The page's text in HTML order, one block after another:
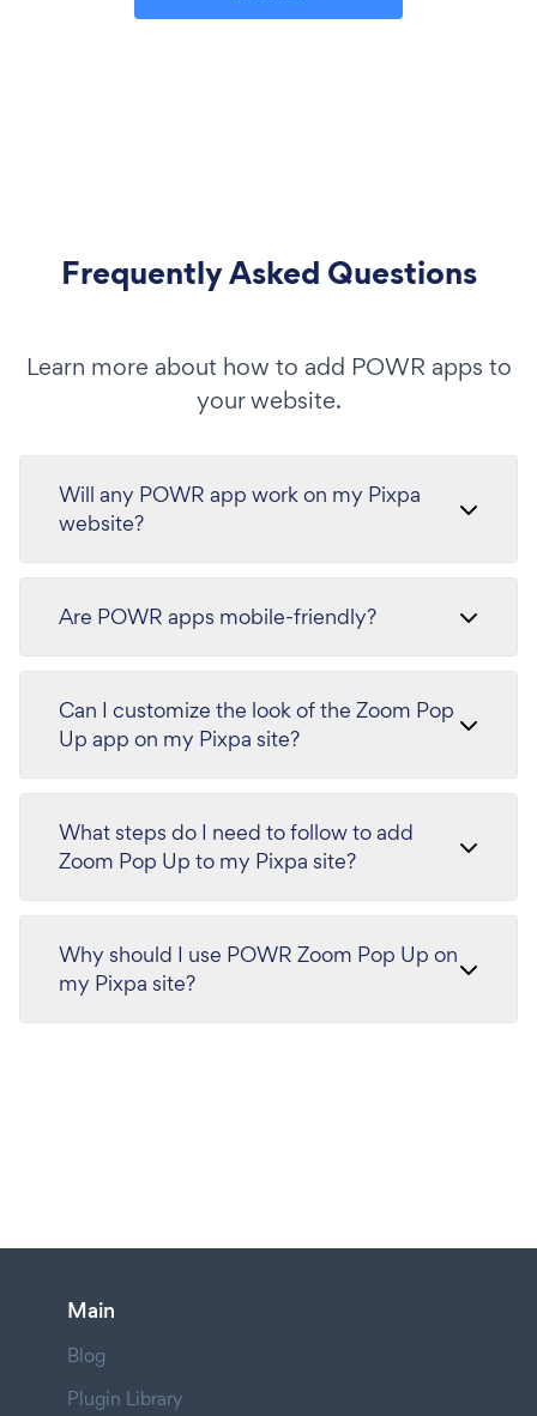
Frequently Asked Questions
Learn more about how to add POWR apps to
your website.
Will any POWR app work on my Pixpa
website?
Are POWR apps mobile-friendly?
Can I customize the look of the Zoom Pop
Up app on my Pixpa site?
What steps do I need to follow to add
Zoom Pop Up to my Pixpa site?
Why should I use POWR Zoom Pop Up on
my Pixpa site?
Main
Blog
Plugin Library